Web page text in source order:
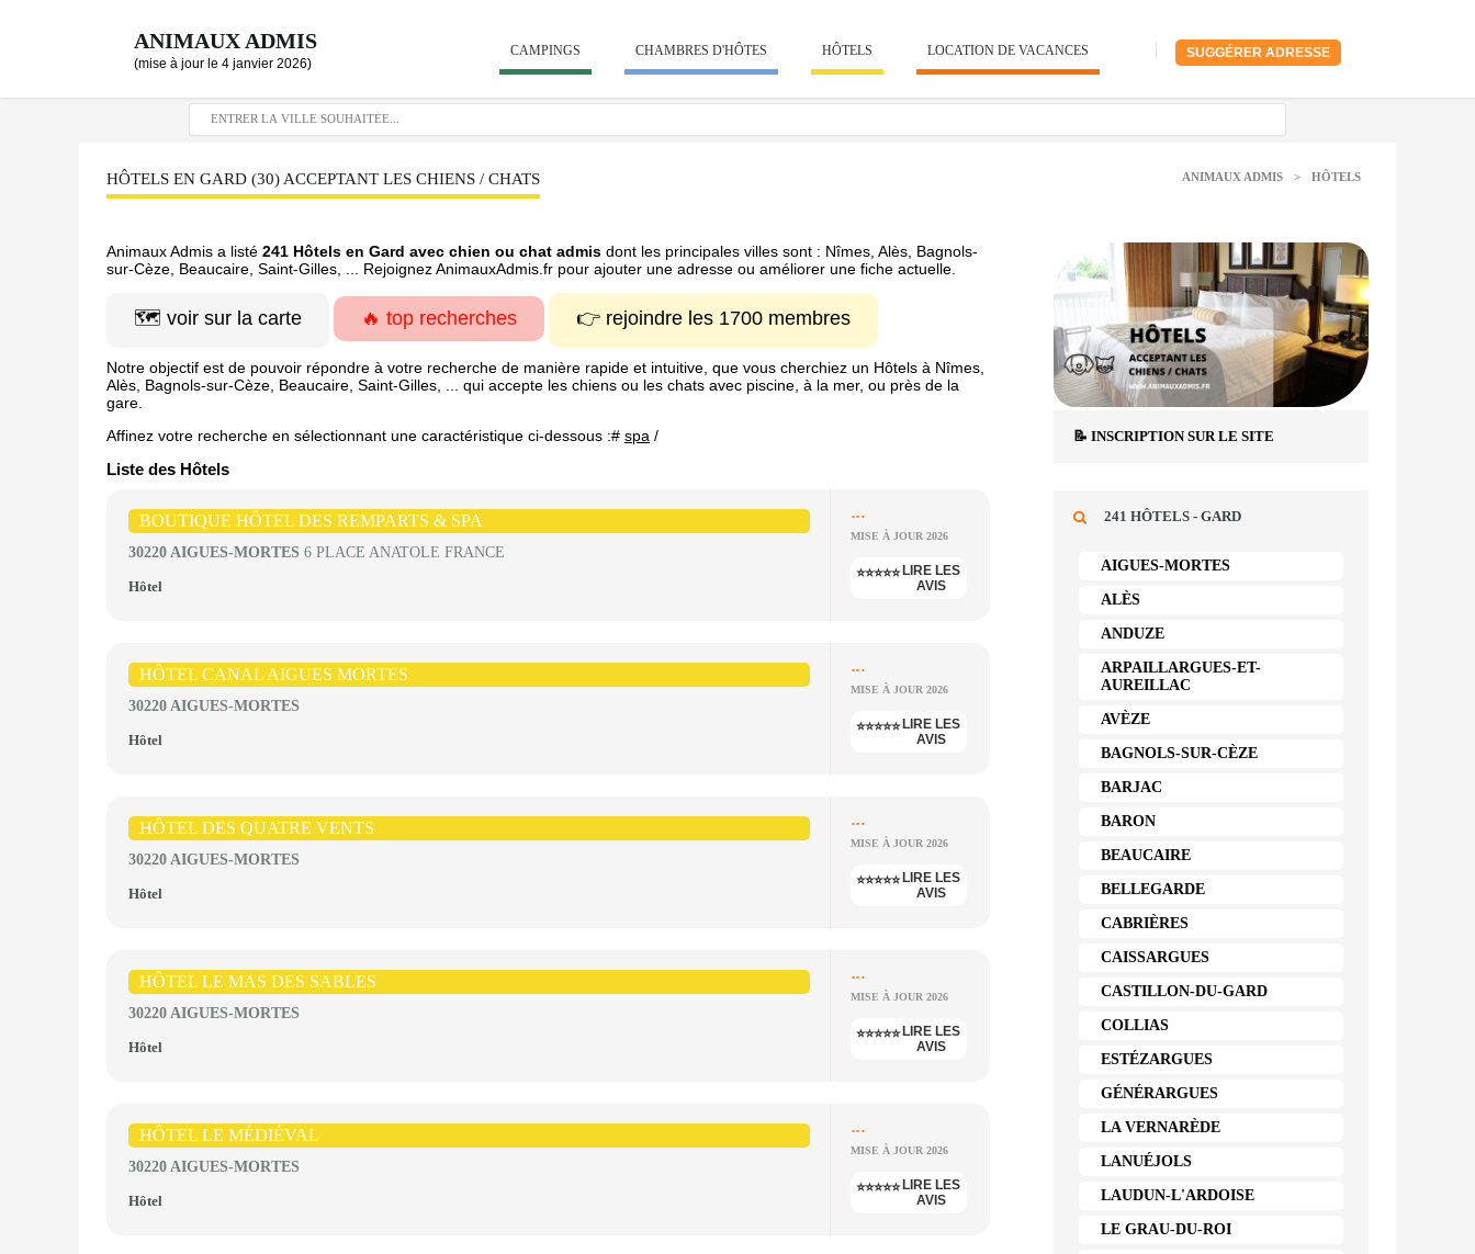
ANIMAUX ADMIS
(mise à jour le 4 janvier 2026)
SUGGÉRER ADRESSE
CAMPINGS CHAMBRES D'HÔTES HÔTELS LOCATION DE VACANCES
HÔTELS EN GARD (30) ACCEPTANT LES CHIENS / CHATS ANIMAUX ADMIS > HÔTELS
Animaux Admis a listé 241 Hôtels en Gard avec chien ou chat admis dont les principales villes sont : Nîmes, Alès, Bagnols-
sur-Cèze, Beaucaire, Saint-Gilles, ... Rejoignez AnimauxAdmis.fr pour ajouter une adresse ou améliorer une fiche actuelle.
🗺️ voir sur la carte 🔥 top recherches 👉 rejoindre les 1700 membres
Notre objectif est de pouvoir répondre à votre recherche de manière rapide et intuitive, que vous cherchiez un Hôtels à Nîmes,
Alès, Bagnols-sur-Cèze, Beaucaire, Saint-Gilles, ... qui accepte les chiens ou les chats avec piscine, à la mer, ou près de la
gare.
Affinez votre recherche en sélectionnant une caractéristique ci-dessous :# spa /
Liste des Hôtels
BOUTIQUE HÔTEL DES REMPARTS & SPA
30220 AIGUES-MORTES 6 PLACE ANATOLE FRANCE
Hôtel
...
MISE À JOUR 2026
⭐⭐⭐⭐⭐ LIRE LES
AVIS
HÔTEL CANAL AIGUES MORTES
30220 AIGUES-MORTES
Hôtel
...
MISE À JOUR 2026
⭐⭐⭐⭐⭐ LIRE LES
AVIS
HÔTEL DES QUATRE VENTS
30220 AIGUES-MORTES
Hôtel
...
MISE À JOUR 2026
⭐⭐⭐⭐⭐ LIRE LES
AVIS
HÔTEL LE MAS DES SABLES
30220 AIGUES-MORTES
Hôtel
...
MISE À JOUR 2026
⭐⭐⭐⭐⭐ LIRE LES
AVIS
HÔTEL LE MÉDIÉVAL
30220 AIGUES-MORTES
Hôtel
...
MISE À JOUR 2026
⭐⭐⭐⭐⭐ LIRE LES
AVIS
📝 INSCRIPTION SUR LE SITE
241 HÔTELS - GARD
AIGUES-MORTES
ALÈS
ANDUZE
ARPAILLARGUES-ET-
AUREILLAC
AVÈZE
BAGNOLS-SUR-CÈZE
BARJAC
BARON
BEAUCAIRE
BELLEGARDE
CABRIÈRES
CAISSARGUES
CASTILLON-DU-GARD
COLLIAS
ESTÉZARGUES
GÉNÉRARGUES
LA VERNARÈDE
LANUÉJOLS
LAUDUN-L'ARDOISE
LE GRAU-DU-ROI